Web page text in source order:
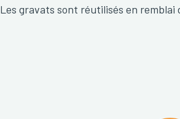
Les gravats sont réutilisés en